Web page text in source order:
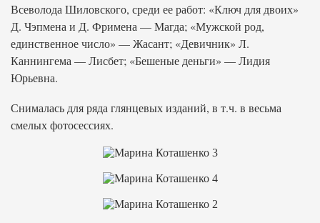
Всеволода Шиловского, среди ее работ: «Ключ для двоих»
Д. Чэпмена и Д. Фримена — Магда; «Мужской род,
единственное число» — Жасант; «Девичник» Л.
Каннингема — Лисбет; «Бешеные деньги» — Лидия
Юрьевна.
Снималась для ряда глянцевых изданий, в т.ч. в весьма
смелых фотосессиях.